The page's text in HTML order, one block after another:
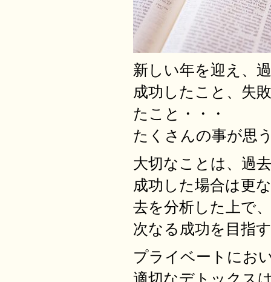
新しい年を迎え、
成功したこと、失
たこと・・・
たくさんの事が思
大切なことは、過
成功した場合は更
去を分析した上で、
次なる成功を目指
プライベートにお
適切なデトックス